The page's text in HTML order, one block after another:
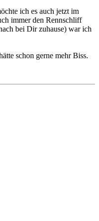
ich es auch jetzt im
immer den Rennschliff
bei Dir zuhause) war ich
schon gerne mehr Biss.